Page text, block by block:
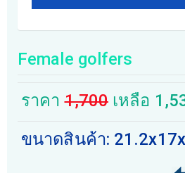
Female golfers
ราคา1,700 เหลือ
ขนาดสินค้า: